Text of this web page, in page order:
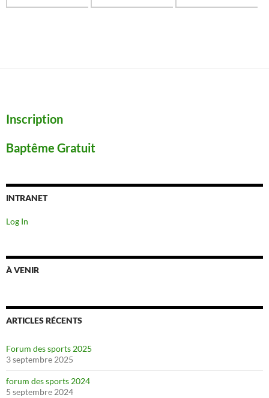
Inscription
Baptême Gratuit
INTRANET
Log In
À VENIR
ARTICLES RÉCENTS
Forum des sports 2025
3 septembre 2025
forum des sports 2024
5 septembre 2024